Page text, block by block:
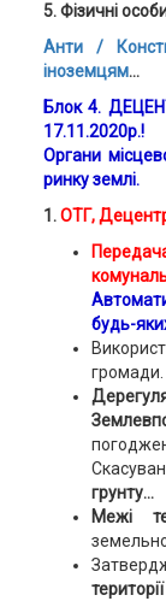
5. Фізичні
Анти /
іноземцям...
Блок 4.
17.11.2020р.!
Органи
ринку землі.
1.ОТГ,
будь-
громади.
грунту...
Межі
території